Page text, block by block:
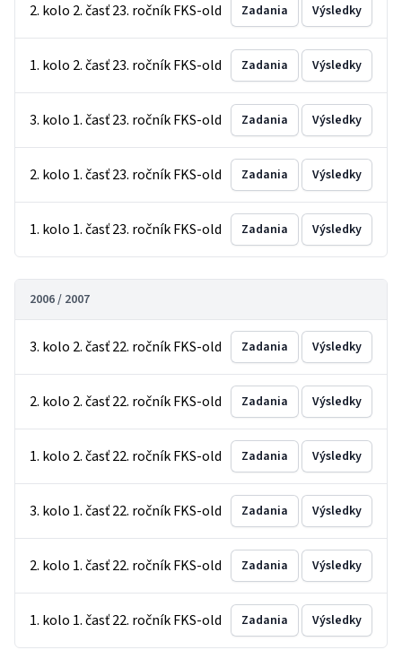
2. kolo 2. časť 23. ročník FKS-old Zadania Výsledky
1. kolo 2. časť 23. ročník FKS-old Zadania Výsledky
3. kolo 1. časť 23. ročník FKS-old Zadania Výsledky
2. kolo 1. časť 23. ročník FKS-old Zadania Výsledky
1. kolo 1. časť 23. ročník FKS-old Zadania Výsledky
2006 / 2007
3. kolo 2. časť 22. ročník FKS-old Zadania Výsledky
2. kolo 2. časť 22. ročník FKS-old Zadania Výsledky
1. kolo 2. časť 22. ročník FKS-old Zadania Výsledky
3. kolo 1. časť 22. ročník FKS-old Zadania Výsledky
2. kolo 1. časť 22. ročník FKS-old Zadania Výsledky
1. kolo 1. časť 22. ročník FKS-old Zadania Výsledky